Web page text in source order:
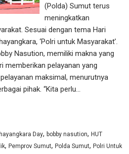
(Polda) Sumut terus
meningkatkan
Sesuai dengan tema Hari
‘Polri untuk Masyarakat’.
Nasution, memiliki makna yang
memberikan pelayanan yang
maksimal, menurutnya
pihak. “Kita perlu…
Day,bobby nasution,HUT
,Pemprov Sumut,Polda Sumut,Polri Untuk